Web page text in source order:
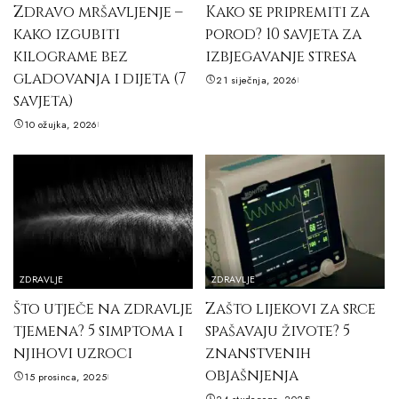
Zdravo mršavljenje –
kako izgubiti
kilograme bez
gladovanja i dijeta (7
savjeta)
10 ožujka, 2026
Kako se pripremiti za
porod? 10 savjeta za
izbjegavanje stresa
21 siječnja, 2026
ZDRAVLJE
Što utječe na zdravlje
tjemena? 5 simptoma i
njihovi uzroci
15 prosinca, 2025
ZDRAVLJE
Zašto lijekovi za srce
spašavaju živote? 5
znanstvenih
objašnjenja